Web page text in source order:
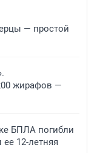
— простой
жирафов —
БПЛА погибли
12-летняя